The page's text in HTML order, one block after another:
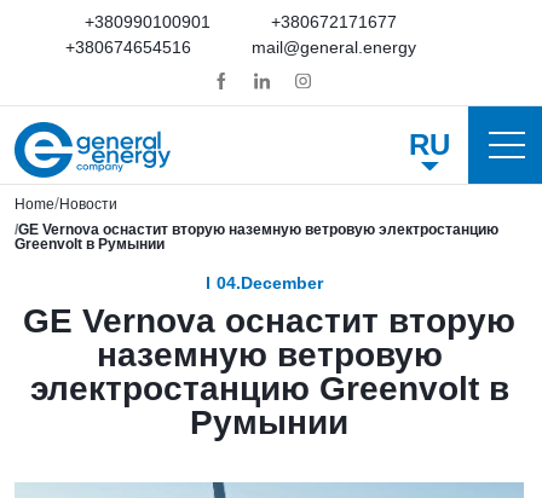
+380990100901
+380672171677
+380674654516
mail@general.energy
RU
Home Новости
GE Vernova оснастит вторую наземную ветровую электростанцию
Greenvolt в Румынии
04.December
GE Vernova оснастит вторую
наземную ветровую
электростанцию Greenvolt в
Румынии